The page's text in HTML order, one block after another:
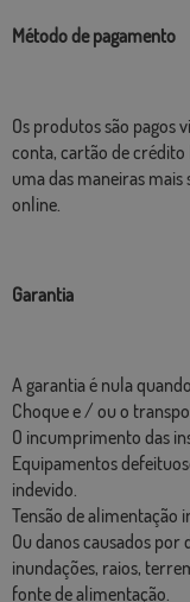
Método de pagamento
Os produtos são pagos
conta, cartão de
uma das maneiras
online.
Garantia
A garantia é nula
Choque e / ou o
O incumprimento das
Equipamentos
indevido.
Tensão de alimentação
Ou danos causados
inundações, raios,
fonte de alimentação.